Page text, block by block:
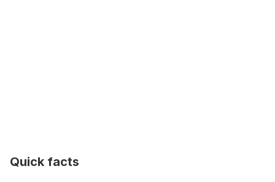
vedlikehold er det enkelt å koble til en
Quick facts